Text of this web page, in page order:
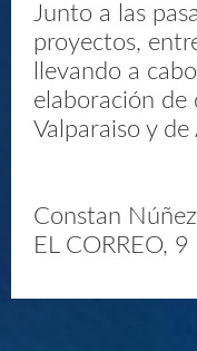
Junto a las
proyectos,
llevando a
elaboración de
Valparaiso y de
Constan
EL CORREO,